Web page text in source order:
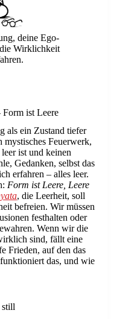
deine Ego-
Wirklichkeit
Form ist Leere
als ein Zustand tiefer
mystisches Feuerwerk,
ist und keinen
Gedanken, selbst das
erfahren – alles leer.
Form ist Leere, Leere
, die Leerheit, soll
befreien. Wir müssen
festhalten oder
Wenn wir die
sind, fällt eine
Frieden, auf den das
das, und wie
still